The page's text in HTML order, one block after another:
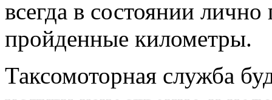
всегда в состоянии
пройденные километры.
Таксомоторная служба